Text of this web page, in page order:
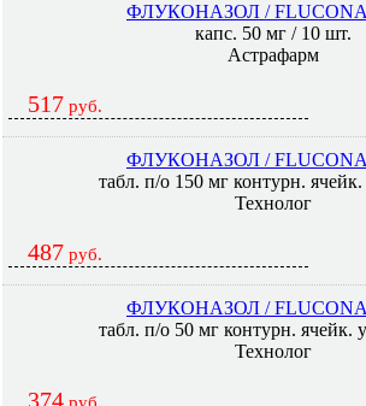
ФЛУКОНАЗОЛ /
капс. 50 мг / 10 шт.
Астрафарм
517 руб.
ФЛУКОНАЗОЛ /
табл. п/о 150 мг контурн.
Технолог
487 руб.
ФЛУКОНАЗОЛ /
табл. п/о 50 мг контурн. ячейк.
Технолог
374